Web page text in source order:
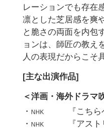
レーションでも存在
凛とした芝居感を爽
と脆さの両面を内包
ョンは、師匠の教え
人の表現だからこそ
[主な出演作品]
＜洋画・海外ドラマ
・
NHK
『こち
・
NHK
『アス